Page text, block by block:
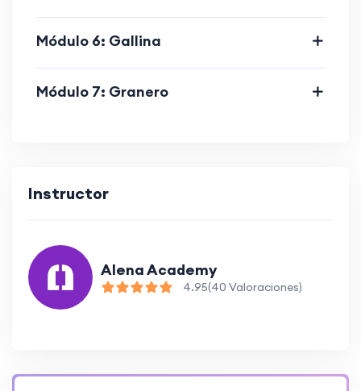
Módulo 6: Gallina
Módulo 7: Granero
Instructor
Alena Academy
4.95(40 Valoraciones)